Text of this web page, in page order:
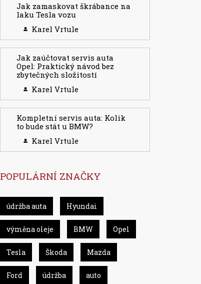
Jak zamaskovat škrábance na
laku Tesla vozu
Karel Vrtule
Jak zaúčtovat servis auta
Opel: Praktický návod bez
zbytečných složitostí
Karel Vrtule
Kompletní servis auta: Kolik
to bude stát u BMW?
Karel Vrtule
POPULÁRNÍ ZNAČKY
údržba auta Hyundai
výměna oleje BMW Opel
Tesla Škoda Mazda
Ford údržba auto